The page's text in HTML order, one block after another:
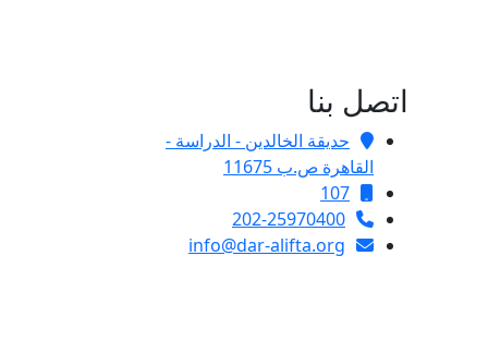
اتصل بنا
حديقة الخالدين - الدراسة -
القاهرة ص.ب 11675
107
202-25970400
info@dar-alifta.org